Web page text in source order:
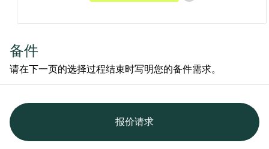
备件
请在下一页的选择过程结束时写明您的备件需求。
报价请求